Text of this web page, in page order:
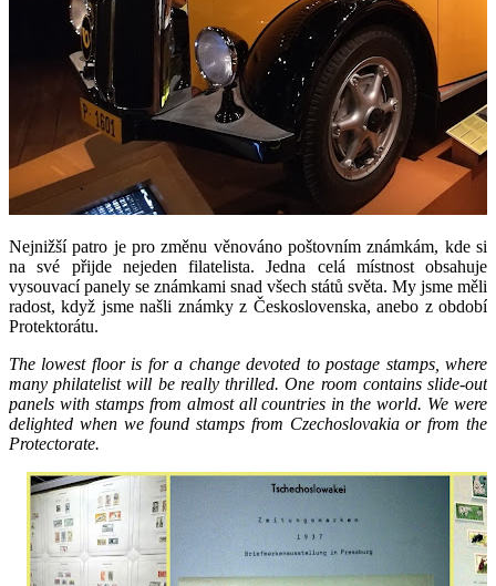
Nejnižší patro je pro změnu věnováno poštovním známkám, kde si
na své přijde nejeden filatelista. Jedna celá místnost obsahuje
vysouvací panely se známkami snad všech států světa. My jsme měli
radost, když jsme našli známky z Československa, anebo z období
Protektorátu.
The lowest floor is for a change devoted to postage stamps, where
many philatelist will be really thrilled. One room contains slide-out
panels with stamps from almost all countries in the world. We were
delighted when we found stamps from Czechoslovakia or from the
Protectorate.